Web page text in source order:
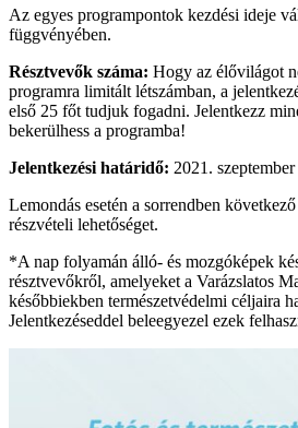
Az egyes programpontok kezdési ideje
függvényében.
Résztvevők száma: Hogy az élővilágot
programra limitált létszámban, a
első 25 főt tudjuk fogadni. Jelentkezz
bekerülhess a programba!
Jelentkezési határidő: 2021. szeptember
Lemondás esetén a sorrendben
részvételi lehetőséget.
*A nap folyamán álló- és mozgóképek
résztvevőkről, amelyeket a Varázslatos
későbbiekben természetvédelmi céljaira
Jelentkezéseddel beleegyezel ezek